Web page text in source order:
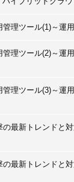
理ツール(1)～運
理ツール(2)～運
理ツール(3)～運
最新トレンドと
最新トレンドと